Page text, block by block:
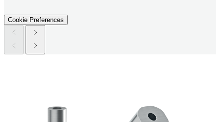
Cookie Preferences